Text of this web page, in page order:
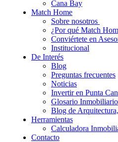
Cana Bay
Match Home
Sobre nosotros
¿Por qué Match
Conviértete en
Institucional
De Interés
Blog
Preguntas frecuentes
Noticias
Invertir en Punta
Glosario Inmobiliario
Blog de
Herramientas
Calculadora
Contacto